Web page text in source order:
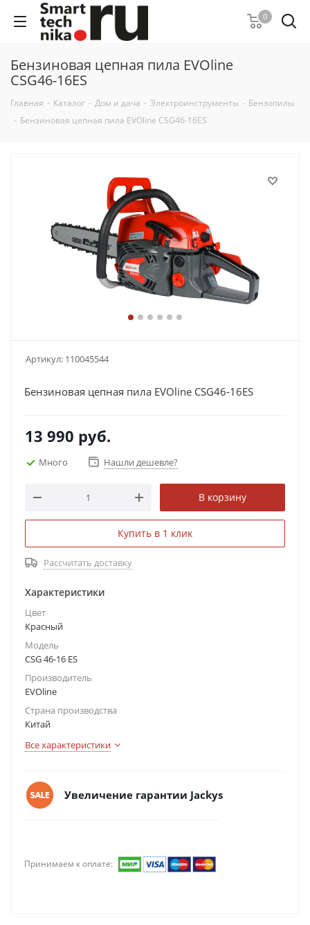
0
Бензиновая цепная пила EVOline
CSG46-16ES
Главная - Каталог - Дом и дача - Электроинструменты - Бензопилы
- Бензиновая цепная пила EVOline CSG46-16ES
Артикул: 110045544
Бензиновая цепная пила EVOline CSG46-16ES
13 990 руб.
Много Нашли дешевле?
В корзину
Купить в 1 клик
Рассчитать доставку
Характеристики
Цвет
Красный
Модель
CSG 46-16 ES
Производитель
EVOline
Страна производства
Китай
Все характеристики
Увеличение гарантии Jackys
Принимаем к оплате: